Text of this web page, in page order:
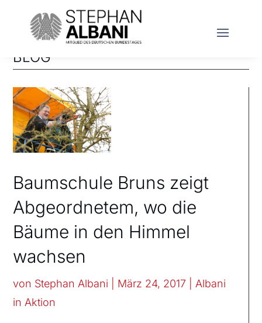
BLOG
Baumschule Bruns zeigt
Abgeordnetem, wo die
Bäume in den Himmel
wachsen
von Stephan Albani März 24, 2017
Albani
in Aktion